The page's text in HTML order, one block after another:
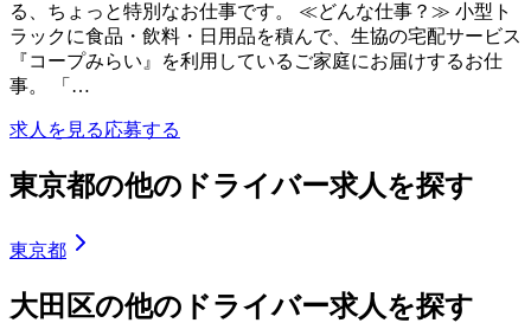
る、ちょっと特別なお仕事です。 ≪どんな仕事？≫ 小型ト
ラックに食品・飲料・日用品を積んで、生協の宅配サービス
『コープみらい』を利用しているご家庭にお届けするお仕
事。 「…
求人を見る応募する
東京都の他のドライバー求人を探す
東京都
大田区の他のドライバー求人を探す